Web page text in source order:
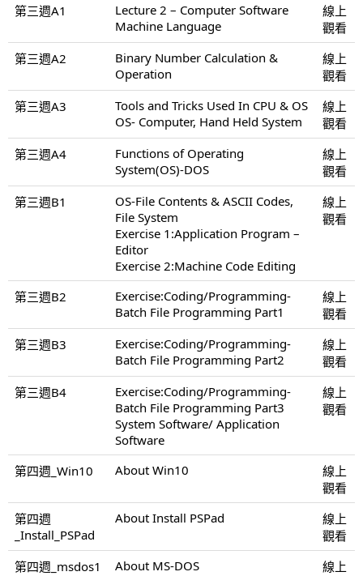
第三週A1
Lecture 2 – Computer Software
Machine Language
線上
觀看
第三週A2
Binary Number Calculation &
Operation
線上
觀看
第三週A3
Tools and Tricks Used In CPU & OS
OS- Computer, Hand Held System
線上
觀看
第三週A4
Functions of Operating
System(OS)-DOS
線上
觀看
第三週B1
OS-File Contents & ASCII Codes,
File System
Exercise 1:Application Program –
Editor
Exercise 2:Machine Code Editing
線上
觀看
第三週B2
Exercise:Coding/Programming-
Batch File Programming Part1
線上
觀看
第三週B3
Exercise:Coding/Programming-
Batch File Programming Part2
線上
觀看
第三週B4
Exercise:Coding/Programming-
Batch File Programming Part3
System Software/ Application
Software
線上
觀看
第四週_Win10 About Win10
線上
觀看
第四週
_Install_PSPad
About Install PSPad
線上
觀看
第四週_msdos1
About MS-DOS
線上